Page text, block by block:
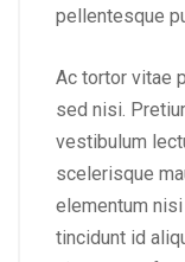
pellentesque
Ac tortor vitae
sed nisi.
vestibulum
scelerisque
elementum
tincidunt id